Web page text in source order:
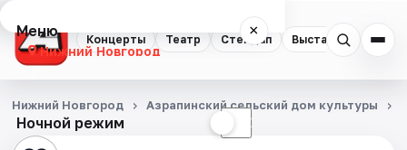
Концерты Театр Стендап Выставки
Меню ×
Нижний Новгород
Концерты
Театр
Ночной режим ☾
Нижний Новгород Азрапинский сельский дом культуры